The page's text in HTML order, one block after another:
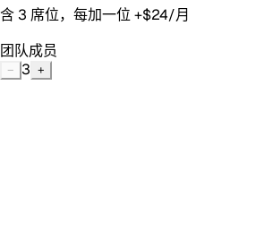
含 3 席位，每加一位 +$24/月
团队成员
− 3 +